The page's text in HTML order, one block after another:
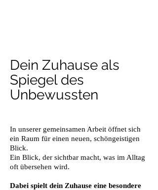
Dein Zuhause als
Spiegel des
Unbewussten
In unserer gemeinsamen Arbeit öffnet sich
ein Raum für einen neuen, schöngeistigen
Blick.
Ein Blick, der sichtbar macht, was im Alltag
oft übersehen wird.
Dabei spielt dein Zuhause eine besondere